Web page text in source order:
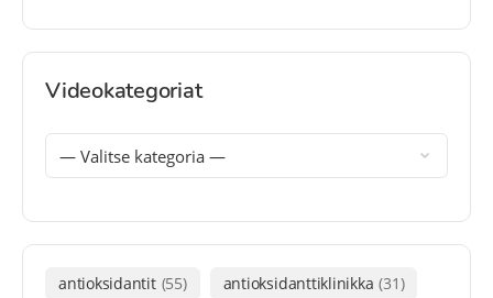
Videokategoriat
antioksidantit (55) antioksidanttiklinikka (31)